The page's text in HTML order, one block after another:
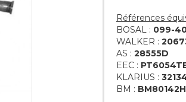
Références
BOSAL : 099-
WALKER :
AS : 28555D
EEC :
KLARIUS :
BM : BM80142H